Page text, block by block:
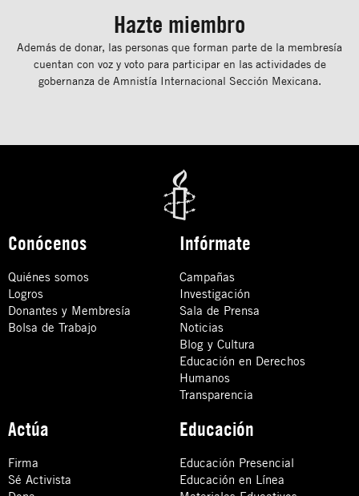
Hazte miembro
Además de donar, las personas que forman parte de la membresía
cuentan con voz y voto para participar en las actividades de
gobernanza de Amnistía Internacional Sección Mexicana.
Conócenos
Quiénes somos
Logros
Donantes y Membresía
Bolsa de Trabajo
Infórmate
Campañas
Investigación
Sala de Prensa
Noticias
Blog y Cultura
Educación en Derechos
Humanos
Transparencia
Actúa
Firma
Sé Activista
Educación
Educación Presencial
Educación en Línea